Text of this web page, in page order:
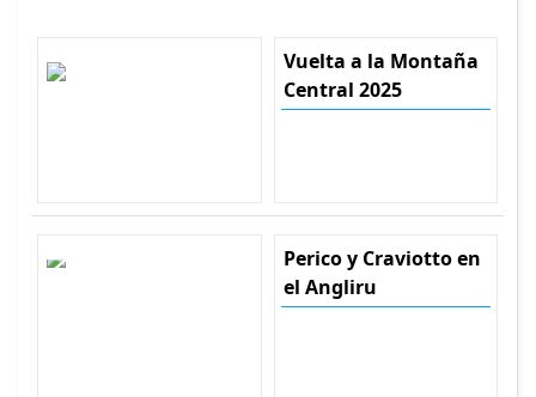
Vuelta a la Montaña
Central 2025
Perico y Craviotto en
el Angliru